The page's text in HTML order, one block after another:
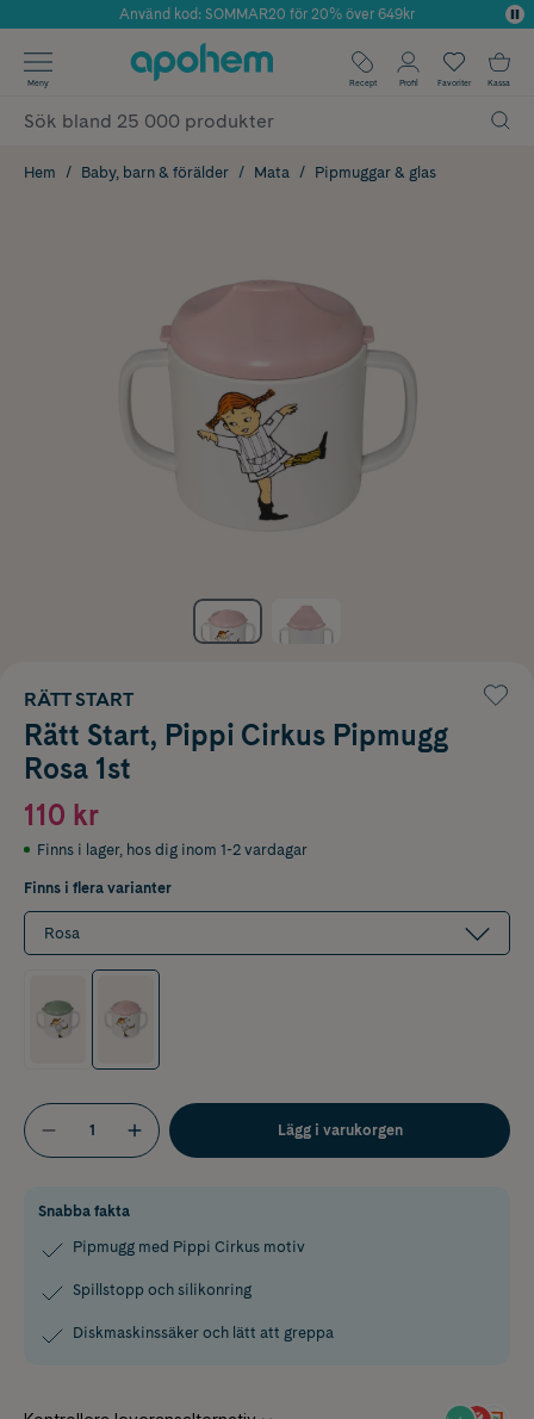
Årets Butik 2025 inom Skönhet
Använd kod: SOMMAR20 för 20% över 649kr
✓ Fri frakt
✓ Poäng på alla köp*
Meny Recept Profil Favoriter Kassa
Hem Baby, barn & förälder Mata Pipmuggar & glas
RÄTT START
Rätt Start, Pippi Cirkus Pipmugg
Rosa 1st
110 kr
Finns i lager, hos dig inom 1-2 vardagar
Finns i flera varianter
Rosa
Lägg i varukorgen
Snabba fakta
Pipmugg med Pippi Cirkus motiv
Spillstopp och silikonring
Diskmaskinssäker och lätt att greppa